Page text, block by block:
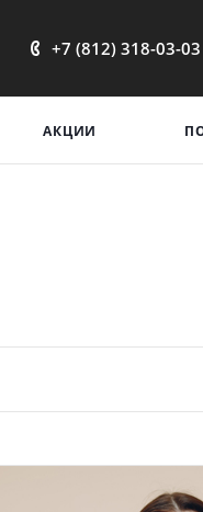
+7 (812) 318-03-03
АКЦИИ